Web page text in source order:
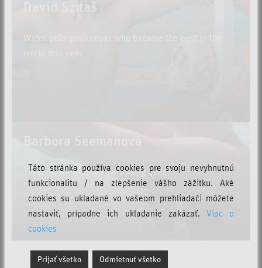
David Szitaš
Water polo goalkeeper who became the best in the
Three-time europian swimming queen
Táto stránka používa cookies pre svoju nevyhnutnú
funkcionalitu / na zlepšenie vášho zážitku. Aké
cookies su ukladané vo vašeom prehliadači môžete
nastaviť, prípadne ich ukladanie zakázať. Viac o
cookies
Prijať všetko Odmietnuť všetko